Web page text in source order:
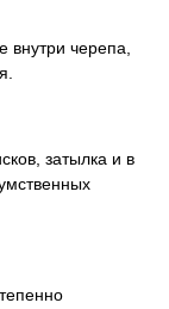
внутри черепа,
затылка и в